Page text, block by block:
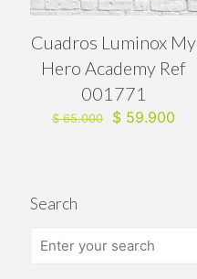
Cuadros Luminox My
Hero Academy Ref
001771
$65.000
El
$ 59.900
Search